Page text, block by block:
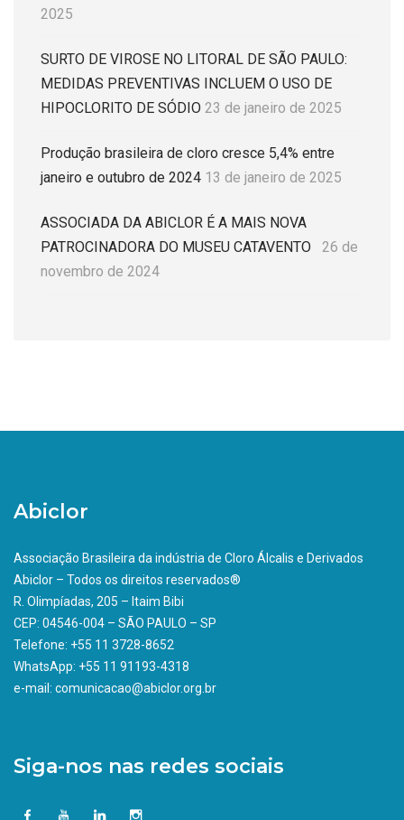
2025
SURTO DE VIROSE NO LITORAL DE SÃO PAULO:
MEDIDAS PREVENTIVAS INCLUEM O USO DE
HIPOCLORITO DE SÓDIO 23 de janeiro de 2025
Produção brasileira de cloro cresce 5,4% entre
janeiro e outubro de 2024 13 de janeiro de 2025
ASSOCIADA DA ABICLOR É A MAIS NOVA
PATROCINADORA DO MUSEU CATAVENTO
26 de
novembro de 2024
Abiclor
Associação Brasileira da indústria de Cloro Álcalis e Derivados
Abiclor – Todos os direitos reservados®
R. Olimpíadas, 205 – Itaim Bibi
CEP: 04546-004 – SÃO PAULO – SP
Telefone: +55 11 3728-8652
WhatsApp: +55 11 91193-4318
e-mail: comunicacao@abiclor.org.br
Siga-nos nas redes sociais